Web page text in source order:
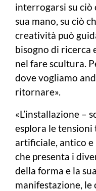
interrogarsi su ciò
sua mano, su ciò
creatività può
bisogno di ricerca
nel fare scultura.
dove vogliamo
ritornare».
«L’installazione –
esplora le tensioni
artificiale, antico
che presenta i
della forma e la
manifestazione,